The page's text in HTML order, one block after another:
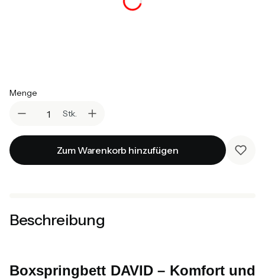
Menge
Stk.
Zum Warenkorb hinzufügen
Beschreibung
Boxspringbett DAVID – Komfort und